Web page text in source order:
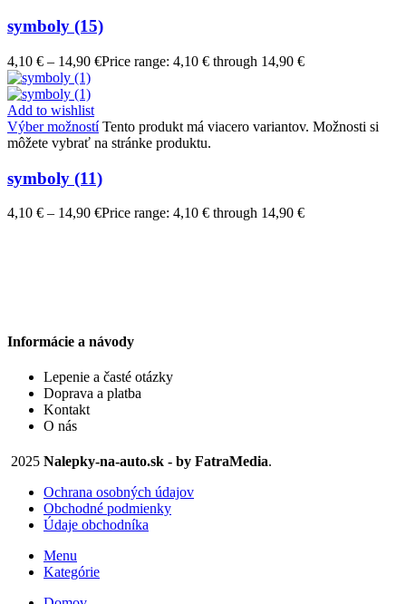
symboly (15)
4,10 € – 14,90 €Price range: 4,10 € through 14,90 €
Add to wishlist
Výber možností Tento produkt má viacero variantov. Možnosti si
môžete vybrať na stránke produktu.
symboly (11)
4,10 € – 14,90 €Price range: 4,10 € through 14,90 €
Informácie a návody
Lepenie a časté otázky
Doprava a platba
Kontakt
O nás
2025 Nalepky-na-auto.sk - by FatraMedia.
Ochrana osobných údajov
Obchodné podmienky
Údaje obchodníka
Menu
Kategórie